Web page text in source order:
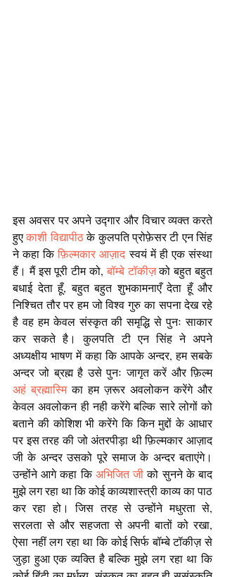
इस अवसर पर अपने उद्गार और विचार व्यक्त करते
हुए काशी विद्यापीठ के कुलपति प्रोफ़ेसर टी एन सिंह
ने कहा कि फ़िल्मकार आज़ाद स्वयं में ही एक संस्था
हैं। मैं इस पूरी टीम को, बॉम्बे टॉकीज़ को बहुत बहुत
बधाई देता हूँ, बहुत बहुत शुभकामनाएँ देता हूँ और
निश्चित तौर पर हम जो विश्व गुरु का सपना देख रहे
है वह हम केवल संस्कृत की समृद्धि से पुनः साकार
कर सकते है। कुलपति टी एन सिंह ने अपने
अध्यक्षीय भाषण में कहा कि आपके अन्दर, हम सबके
अन्दर जो ब्रह्म है उसे पुनः जागृत करें और फ़िल्म
अहं ब्रह्मास्मि का हम ज़रूर अवलोकन करेंगे और
केवल अवलोकन ही नही करेंगे बल्कि सारे लोगों को
बताने की कोशिश भी करेंगे कि किन मुद्दों के आधार
पर इस तरह की जो अंतरपीड़ा थी फ़िल्मकार आज़ाद
जी के अन्दर उसको पूरे समाज के अन्दर बताएंगे।
उन्होंने आगे कहा कि अभिजित जी को सुनने के बाद
मुझे लग रहा था कि कोई काव्यशास्त्री काव्य का पाठ
कर रहा हो। जिस तरह से उन्होंने मधुरता से,
सरलता से और सहजता से अपनी बातों को रखा,
ऐसा नहीं लग रहा था कि कोई सिर्फ बॉम्बे टॉकीज़ से
जुड़ा हुआ एक व्यक्ति है बल्कि मुझे लग रहा था कि